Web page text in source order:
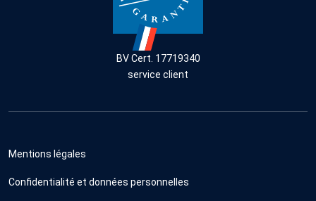
BV Cert. 17719340
service client
Mentions légales
Confidentialité et données personnelles